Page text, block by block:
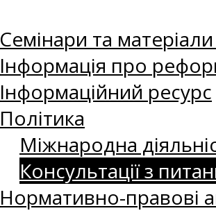
Семінари та
Інформація про
Інформаційний ресурс
Політика
Міжнародна
Консультації з
Нормативно-правові